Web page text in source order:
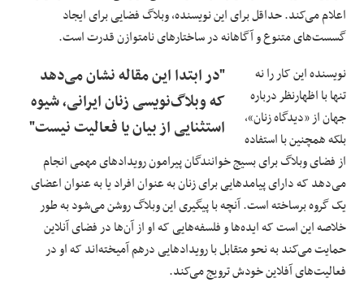
اعلام می‌کند. حداقل برای این نویسنده، وبلاگ فضایی برای ایجاد
گسست‌های متنوع و آگاهانه در ساختارهای نامتوازن قدرت است.
"در ابتدا این مقاله نشان می‌دهد
که وبلاگ‌نویسی زنان ایرانی، شیوه
استثنایی از بیان یا فعالیت نیست"
نویسنده این کار را نه
تنها با اظهارنظر درباره
جهان از «دیدگاه زنان»،
بلکه همچنین با استفاده
از فضای وبلاگ برای بسیج خوانندگان پیرامون رویدادهای مهمی انجام
می‌دهد که دارای پیامدهایی برای زنان به عنوان افراد یا به عنوان اعضای
یک گروه برساخته است. آنچه با پیگیری این وبلاگ روشن می‌شود به طور
خلاصه این است که ایده‌ها و فلسفه‌هایی که او از آن‌ها در فضای آنلاین
حمایت می‌کند به نحو متقابل با رویدادهایی درهم آمیخته‌اند که او در
فعالیت‌های آفلاین خودش ترویج می‌کند.